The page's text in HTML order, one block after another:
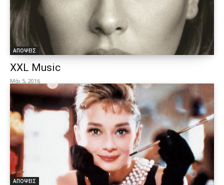
ΑΠΟΨΕΙΣ
XXL Music
Μάι 5, 2016
ΑΠΟΨΕΙΣ